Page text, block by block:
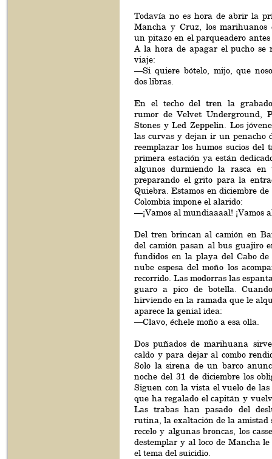
Todavía no es hora de abrir la
Mancha y Cruz, los
un pitazo en el parqueadero
A la hora de apagar el pucho se
viaje:
—Si quiere bótelo, mijo, que
dos libras.
En el techo del tren la
rumor de Velvet Underground,
Stones y Led Zeppelin. Los
las curvas y dejan ir un penacho
reemplazar los humos sucios del
primera estación ya están
algunos durmiendo la rasca
preparando el grito para la
Quiebra. Estamos en diciembre
Colombia impone el alarido:
—¡Vamos al mundiaaaal! ¡Vamos
Del tren brincan al camión en
del camión pasan al bus guajiro
fundidos en la playa del Cabo
nube espesa del moño los
recorrido. Las modorras las
guaro a pico de botella.
hirviendo en la ramada que le
aparece la genial idea:
—Clavo, échele moño a esa olla.
Dos puñados de marihuana
caldo y para dejar al combo
Solo la sirena de un barco
noche del 31 de diciembre los
Siguen con la vista el vuelo de
que ha regalado el capitán y
Las trabas han pasado del
rutina, la exaltación de la amistad
recelo y algunas broncas, los
destemplar y al loco de Mancha
el tema del suicidio.